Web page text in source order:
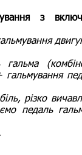
з
гальмування
різко
педаль